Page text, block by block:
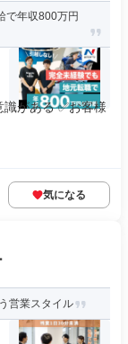
で年収800万円
がある ✅お客様
気になる
営業スタイル